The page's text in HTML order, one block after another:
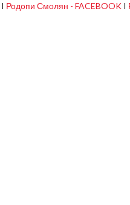
I Родопи Смолян - FACEBOOK I